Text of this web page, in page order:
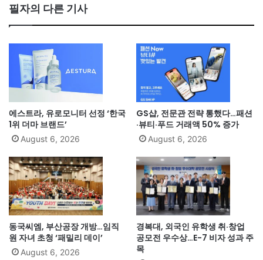
필자의 다른 기사
에스트라, 유로모니터 선정 ‘한국
1위 더마 브랜드’
August 6, 2026
GS샵, 전문관 전략 통했다…패션
·뷰티·푸드 거래액 50% 증가
August 6, 2026
동국씨엠, 부산공장 개방…임직
원 자녀 초청 ‘패밀리 데이’
August 6, 2026
경복대, 외국인 유학생 취·창업
공모전 우수상…E-7 비자 성과 주
목